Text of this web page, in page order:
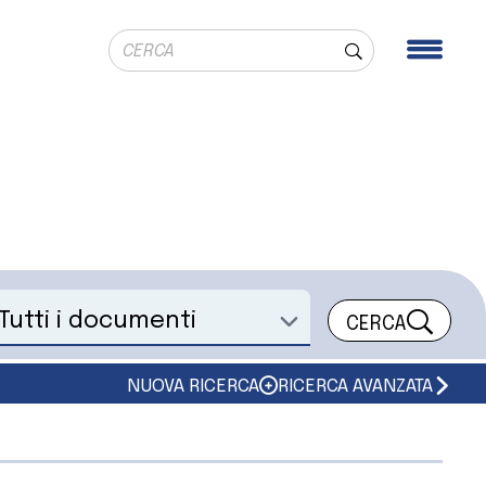
Ricerca globale
Cerca
un documento CERCA
NUOVA RICERCA RICERCA AVANZATA